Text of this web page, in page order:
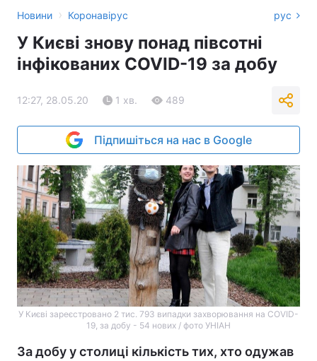
Новини › Коронавірус рус
У Києві знову понад півсотні
інфікованих COVID-19 за добу
12:27, 28.05.20 1 хв. 489
Підпишіться на нас в Google
У Києві зареєстровано 2 тис. 793 випадки захворювання на COVID-
19, за добу - 54 нових / фото УНІАН
За добу у столиці кількість тих, хто одужав